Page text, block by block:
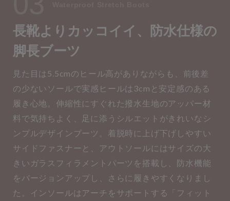
長靴よりカッコイイ、防水仕様の
脚長ブーツ
見た目は5.5cmのヒール高がありながらも、前後差
の少ないソールで実感ヒールは3cmと安定感のある
履き心地。伸縮性にすぐれた撥水生地のアッパー材
料で気持ちよく、足に添うシルエットがきれいなシ
ンプルデザインブーツ。着脱時に上げ下げしやすい
サイドファスナーと、アウトソールにはサイズの大
きいガラスフィラメントパーツを搭載し、防水機能
をバージョンアップし、さらに履きやすくなりまし
た。インソールはアーチをサポートする「フィット